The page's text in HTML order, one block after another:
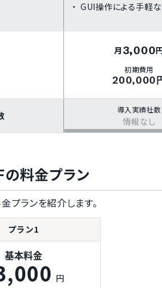
GUI操作による手軽
月 3,000
初期費用
200,000
導入実績社数
情報なし
料金プラン
プランを紹介します。
プラン1
基本料金
円